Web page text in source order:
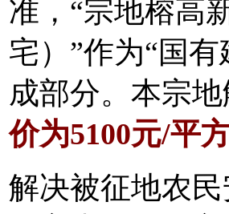
准，“宗地榕高
宅）”作为“国
成部分。本宗
价为5100元/平
解决被征地农